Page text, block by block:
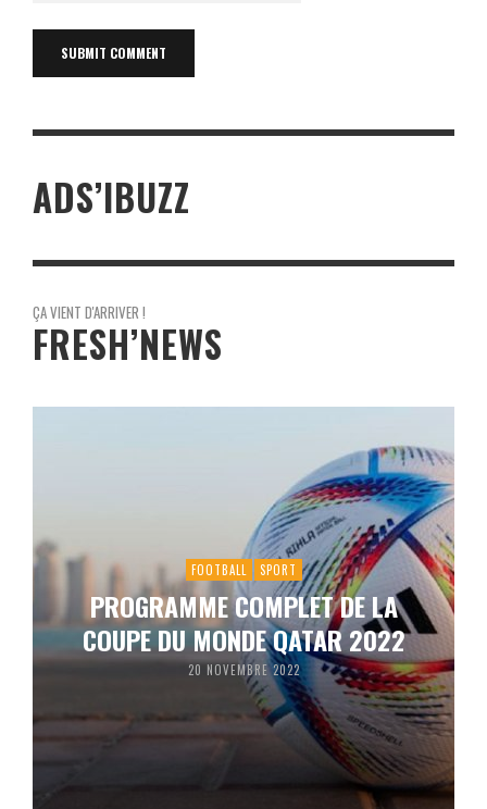
ADS’IBUZZ
ÇA VIENT D'ARRIVER !
FRESH’NEWS
FOOTBALL SPORT
PROGRAMME COMPLET DE LA
COUPE DU MONDE QATAR 2022
20 NOVEMBRE 2022